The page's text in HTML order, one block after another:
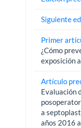
Siguiente
Primer
¿Cómo
exposición
Artículo
Evaluación
a
años 2016